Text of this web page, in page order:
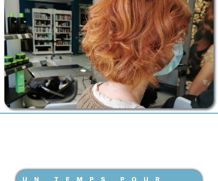
UN TEMPS POUR